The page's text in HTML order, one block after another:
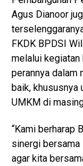
Agus Dianoor
FKDK BPDSI
melalui
perannya dalam
baik, khususnya
UMKM di
“Kami berharap
sinergi bersama
agar kita